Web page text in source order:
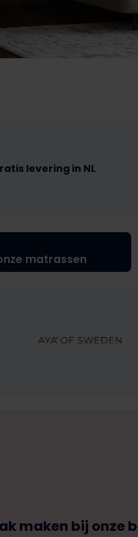
levering in NL
matrassen
maken bij onze